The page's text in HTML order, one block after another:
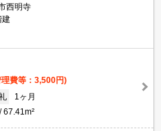
西明寺
建
理費等：3,500円)
1ヶ月
67.41m²